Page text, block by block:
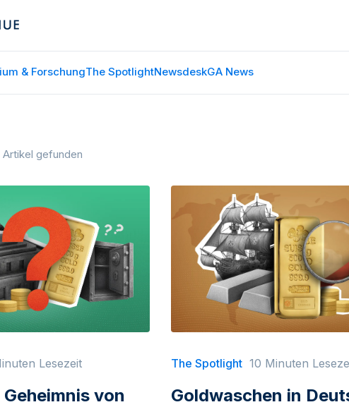
& ForschungThe SpotlightNewsdeskGA News
Artikel gefunden
Lesezeit
von
The Spotlight 10 Minuten
Goldwaschen in